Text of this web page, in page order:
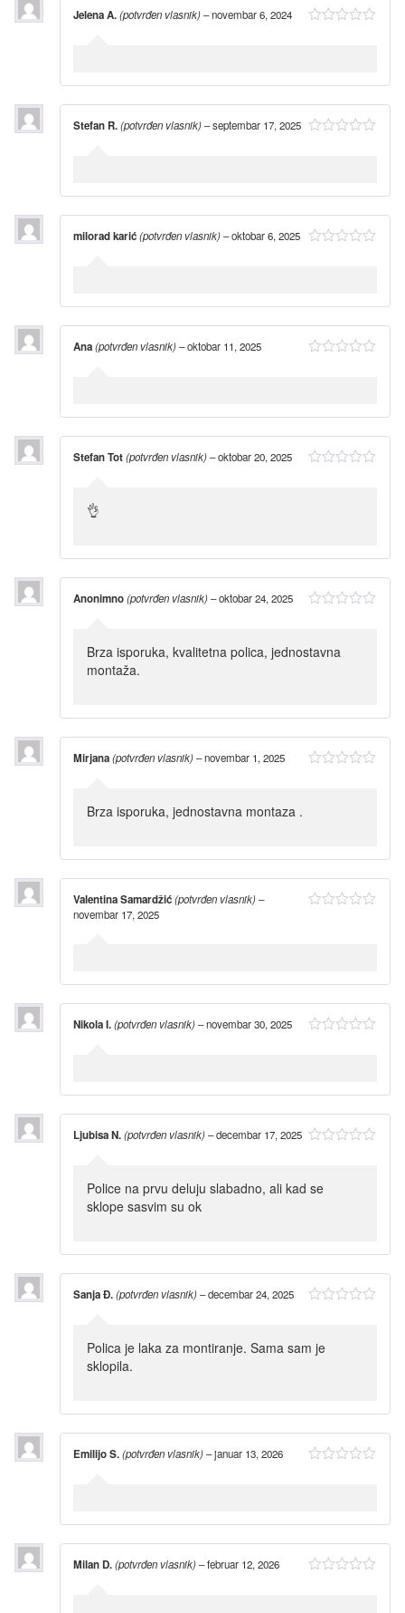
Jelena A.(potvrđen vlasnik)–novembar 6, 2024
Stefan R.(potvrđen vlasnik)–septembar 17, 2025
milorad karić(potvrđen vlasnik)–oktobar 6, 2025
Ana(potvrđen vlasnik)–oktobar 11, 2025
Stefan Tot(potvrđen vlasnik)–oktobar 20, 2025
👌
Anonimno(potvrđen vlasnik)–oktobar 24, 2025
Brza isporuka, kvalitetna polica, jednostavna
montaža.
Mirjana(potvrđen vlasnik)–novembar 1, 2025
Brza isporuka, jednostavna montaza .
Valentina Samardžić(potvrđen vlasnik)–
novembar 17, 2025
Nikola I.(potvrđen vlasnik)–novembar 30, 2025
Ljubisa N.(potvrđen vlasnik)–decembar 17, 2025
Police na prvu deluju slabadno, ali kad se
sklope sasvim su ok
Sanja Đ.(potvrđen vlasnik)–decembar 24, 2025
Polica je laka za montiranje. Sama sam je
sklopila.
Emilijo S.(potvrđen vlasnik)–januar 13, 2026
Milan D.(potvrđen vlasnik)–februar 12, 2026